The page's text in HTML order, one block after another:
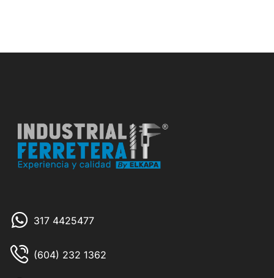
317 4425477
(604) 232 1362